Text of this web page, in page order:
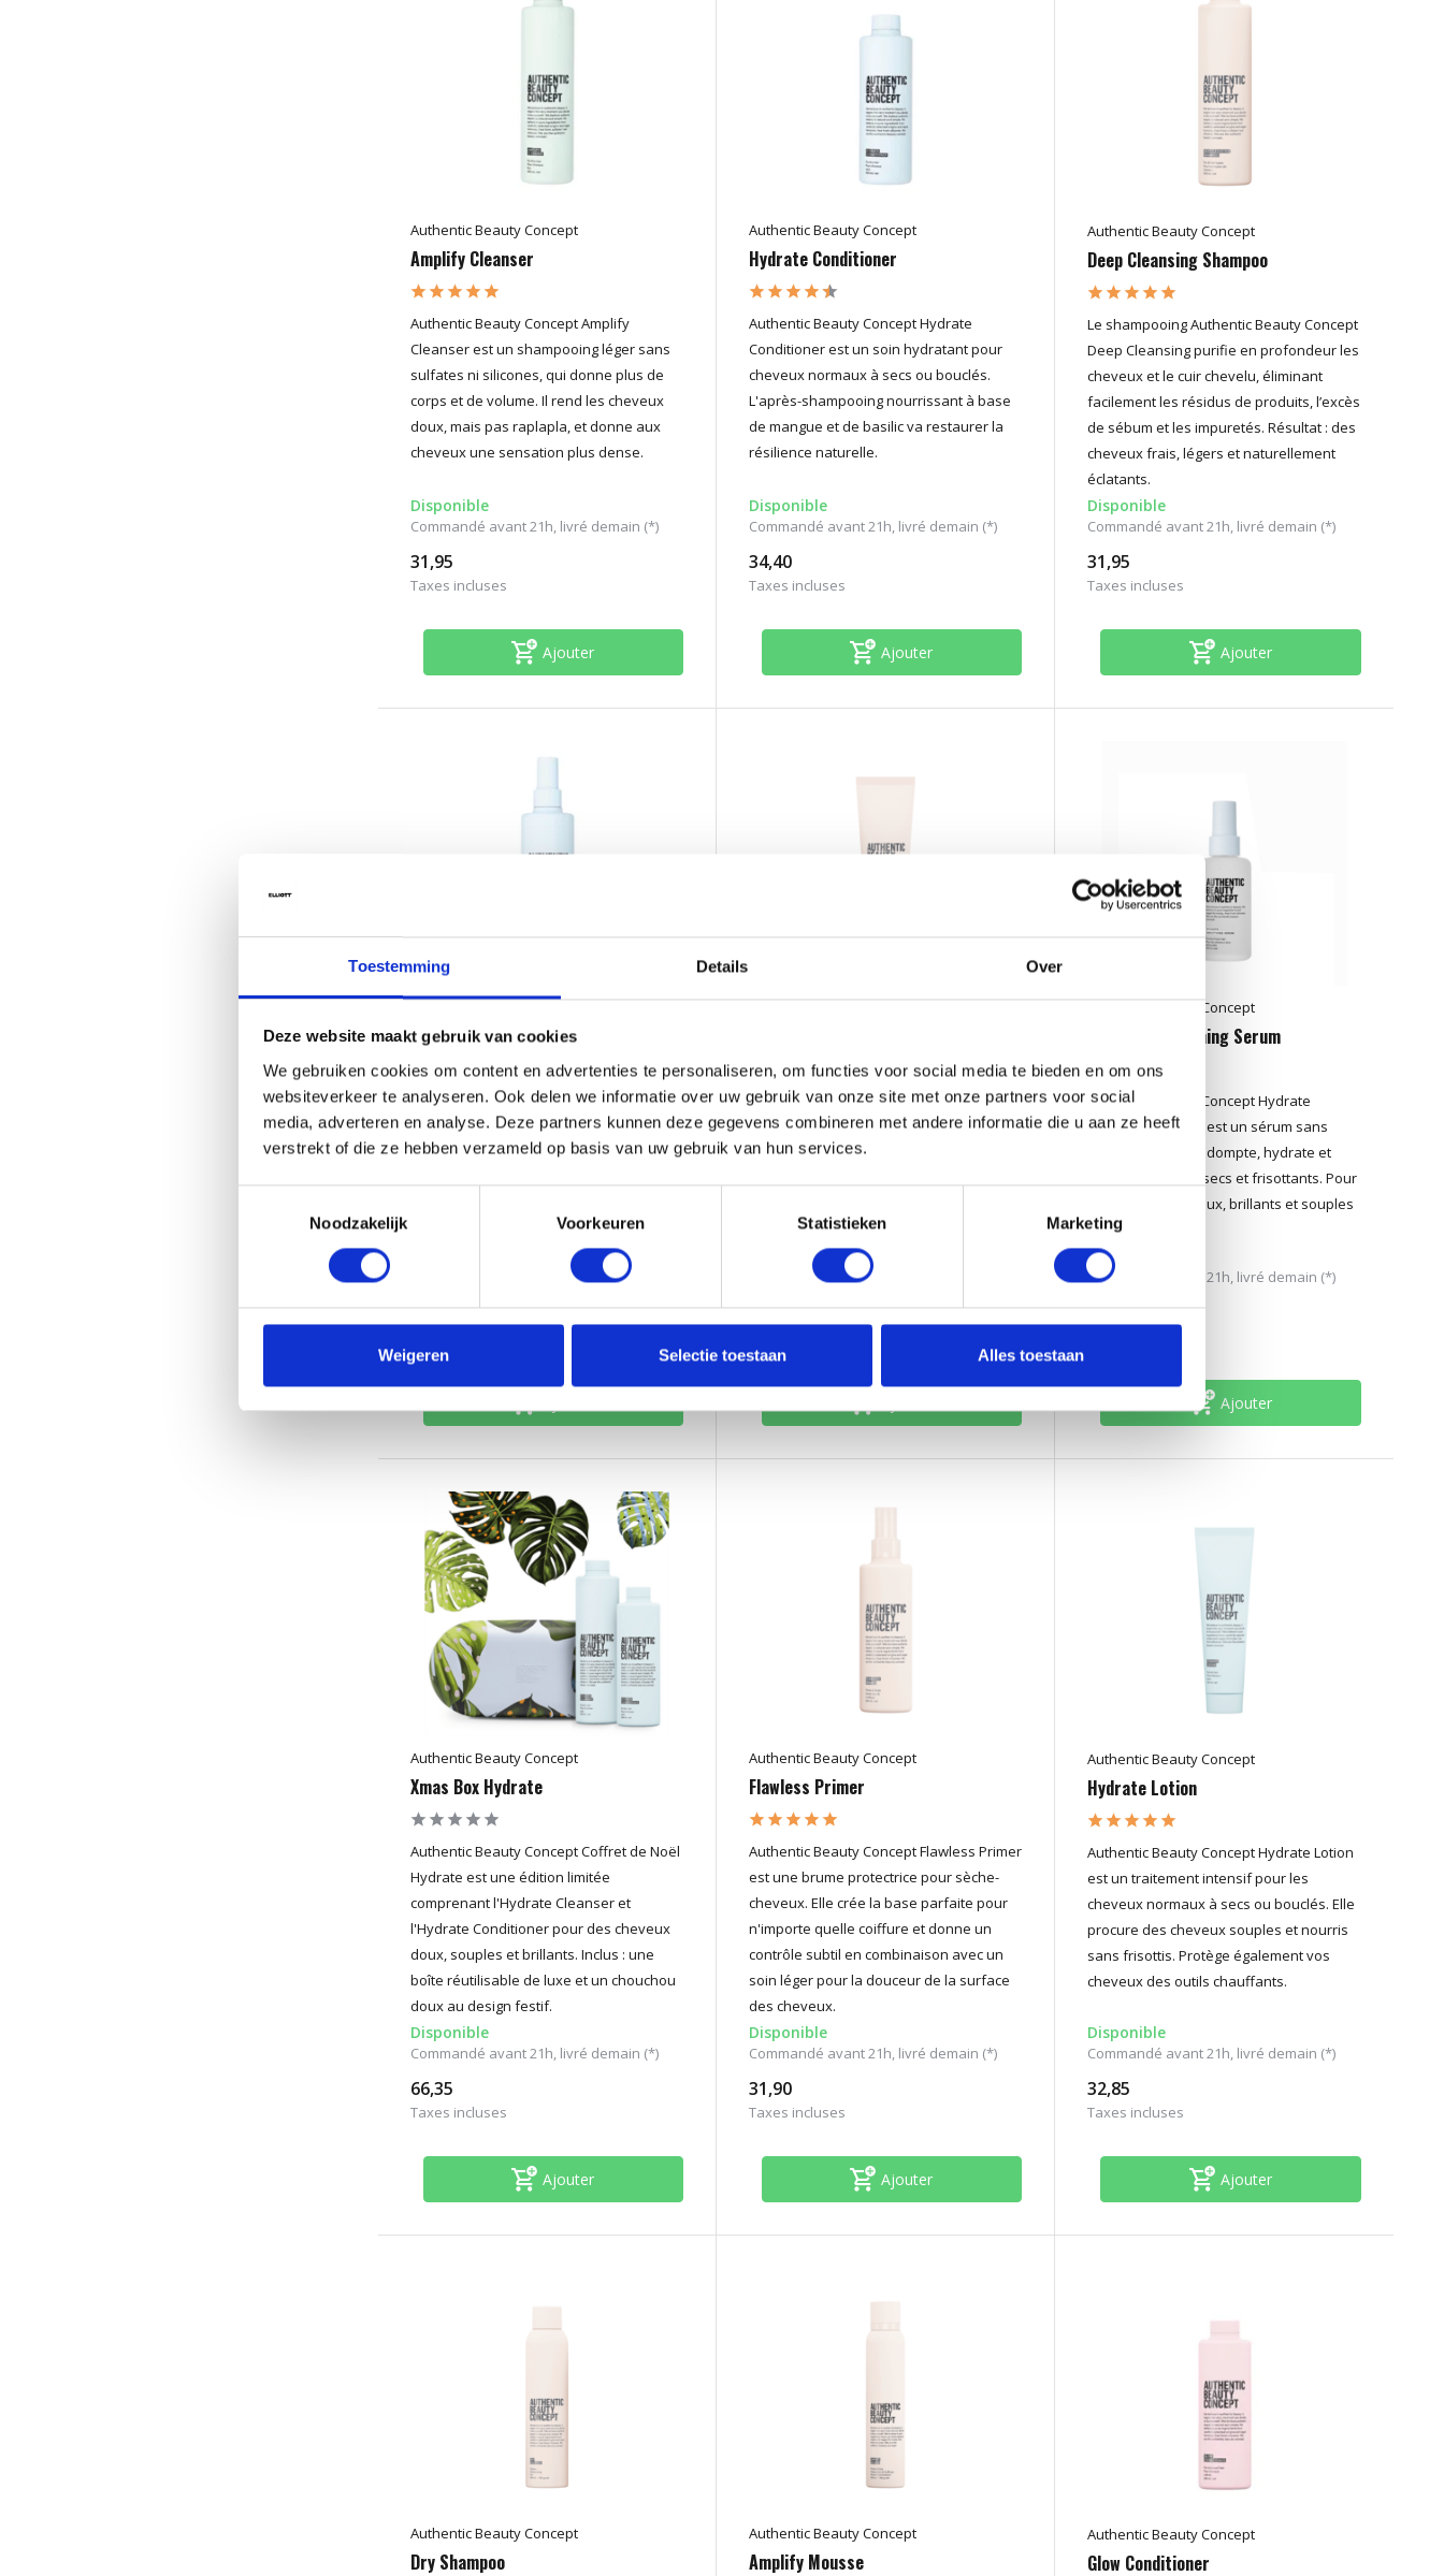
Toestemming Details Over
Deze website maakt gebruik van cookies
We gebruiken cookies om content en advertenties te personaliseren, om functies voor social media te bieden en om ons
websiteverkeer te analyseren. Ook delen we informatie over uw gebruik van onze site met onze partners voor social
media, adverteren en analyse. Deze partners kunnen deze gegevens combineren met andere informatie die u aan ze heeft
verstrekt of die ze hebben verzameld op basis van uw gebruik van hun services.
Noodzakelijk
Voorkeuren Statistieken Marketing
Weigeren Selectie toestaan Alles toestaan
Authentic Beauty Concept
Amplify Cleanser
Authentic Beauty Concept Amplify
Cleanser est un shampooing léger sans
sulfates ni silicones, qui donne plus de
corps et de volume. Il rend les cheveux
doux, mais pas raplapla, et donne aux
cheveux une sensation plus dense.
Disponible
Commandé avant 21h, livré demain (*)
31,95
Taxes incluses
Ajouter
Authentic Beauty Concept
Hydrate Conditioner
Authentic Beauty Concept Hydrate
Conditioner est un soin hydratant pour
cheveux normaux à secs ou bouclés.
L'après-shampooing nourrissant à base
de mangue et de basilic va restaurer la
résilience naturelle.
Disponible
Commandé avant 21h, livré demain (*)
34,40
Taxes incluses
Ajouter
Authentic Beauty Concept
Deep Cleansing Shampoo
Le shampooing Authentic Beauty Concept
Deep Cleansing purifie en profondeur les
cheveux et le cuir chevelu, éliminant
facilement les résidus de produits, l’excès
de sébum et les impuretés. Résultat : des
cheveux frais, légers et naturellement
éclatants.
Disponible
Commandé avant 21h, livré demain (*)
31,95
Taxes incluses
Ajouter
Hydrate Spray Conditioner
Authentic Beauty Concept Hydrate Spray
Conditioner est un soin hydratant sans
rinçage pour cheveux normaux à secs ou
cheveux faciles à coiffer.
Commandé avant 21h, livré demain (*)
35,45
Authentic Beauty Concept Shaping Cream
aide à définir les textures naturelles. Il
offre une tenue moulable et flexible et
Disponible
Commandé avant 21h, livré demain (*)
31,90
Authentic Beauty Concept
Hydrate Smoothing Serum
Authentic Beauty Concept Hydrate
Smoothing Serum est un sérum sans
rinçage végan qui dompte, hydrate et
lisse les cheveux secs et frisottants. Pour
des cheveux soyeux, brillants et souples
sans les alourdir.
Disponible
Commandé avant 21h, livré demain (*)
40,70
Ajouter
Authentic Beauty Concept
Xmas Box Hydrate
Authentic Beauty Concept Coffret de Noël
Hydrate est une édition limitée
comprenant l'Hydrate Cleanser et
l'Hydrate Conditioner pour des cheveux
doux, souples et brillants. Inclus : une
boîte réutilisable de luxe et un chouchou
doux au design festif.
Disponible
Commandé avant 21h, livré demain (*)
66,35
Taxes incluses
Ajouter
Authentic Beauty Concept
Flawless Primer
Authentic Beauty Concept Flawless Primer
est une brume protectrice pour sèche-
cheveux. Elle crée la base parfaite pour
n'importe quelle coiffure et donne un
contrôle subtil en combinaison avec un
soin léger pour la douceur de la surface
des cheveux.
Disponible
Commandé avant 21h, livré demain (*)
31,90
Taxes incluses
Ajouter
Authentic Beauty Concept
Hydrate Lotion
Authentic Beauty Concept Hydrate Lotion
est un traitement intensif pour les
cheveux normaux à secs ou bouclés. Elle
procure des cheveux souples et nourris
sans frisottis. Protège également vos
cheveux des outils chauffants.
Disponible
Commandé avant 21h, livré demain (*)
32,85
Taxes incluses
Ajouter
Authentic Beauty Concept
Dry Shampoo
Authentic Beauty Concept
Amplify Mousse
Authentic Beauty Concept
Glow Conditioner